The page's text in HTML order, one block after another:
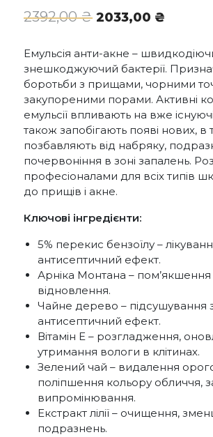
2392,00₴ Оригінальна
2033,00 ₴
Емульсія анти-акне –
знешкоджуючий бактерії.
боротьби з прищами, чорними
закупореними порами. Активні
емульсії впливають на вже
також запобігають появі нових, в
позбавляють від набряку,
почервоніння в зоні запалень.
професіоналами для всіх типів
до прищів і акне.
Ключові інгредієнти:
5% перекис бензоїлу –
антисептичний ефект.
Арніка Монтана – пом’якшення
відновлення.
Чайне дерево – підсушування
антисептичний ефект.
Вітамін Е – розгладження,
утримання вологи в клітинах.
Зелений чай – видалення
поліпшення кольору обличчя,
випромінювання.
Екстракт лілії – очищення,
подразнень.